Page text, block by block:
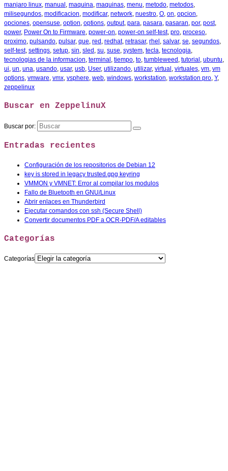
manjaro linux, manual , maquina, maquinas, menu, metodo, metodos,
milisegundos, modificacion, modificar, network, nuestro, O, on, opcion,
opciones, opensuse, option, options, output, para, pasara, pasaran, por, post,
power, Power On to Firmware, power-on, power-on self-test, pro, proceso,
proximo, pulsando, pulsar, que, red , redhat, retrasar, rhel , salvar, se, segundos,
self-test, settings, setup, sin, sled , su, suse, system, tecla, tecnologia,
tecnologias de la informacion, terminal , tiempo, to, tumbleweed , tutorial , ubuntu,
ui, un, una, usando, usar, usb, User, utilizando, utilizar, virtual , virtuales, vm, vm
options, vmware, vmx, vsphere, web, windows, workstation, workstation pro, Y,
zeppelinux
Buscar en ZeppelinuX
Buscar por:
Entradas recientes
Configuración de los repositorios de Debian 12
key is stored in legacy trusted.gpg keyring
VMMON y VMNET: Error al compilar los modulos
Fallo de Bluetooth en GNU/Linux
Abrir enlaces en Thunderbird
Ejecutar comandos con ssh (Secure Shell)
Convertir documentos PDF a OCR-PDF/A editables
Categorías
Categorías